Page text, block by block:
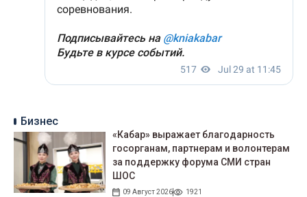
Бизнес
«Кабар» выражает благодарность
госорганам, партнерам и волонтерам
за поддержку форума СМИ стран
ШОС
09 Август 2026 1921